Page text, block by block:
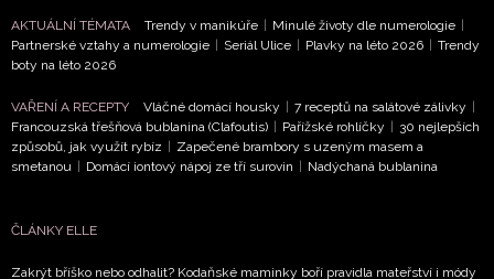
ODESLAT
Přihlášením k newsletteru souhlasíte sObchodními
podmínkami společnosti BurdaMedia Extra s.r.o.a
potvrzujete, že jste se seznámili se Zásadami
AKTUÁLNÍ TÉMATA Trendy v manikúře | Minulé životy dle numerologie |
Partnerské vztahy a numerologie | Seriál Ulice | Plavky na léto 2026 | Trendy
boty na léto 2026
VAŘENÍ A RECEPTY Vláčné domácí housky | 7 receptů na salátové zálivky |
Francouzská třešňová bublanina (Clafoutis) | Pařížské rohlíčky | 30 nejlepších
způsobů, jak využít rybíz | Zapečené brambory s uzeným masem a
smetanou | Domácí iontový nápoj ze tří surovin | Nadýchaná bublanina
ČLÁNKY ELLE
Zakrýt bříško nebo odhalit? Kodaňské maminky boří pravidla mateřství i módy